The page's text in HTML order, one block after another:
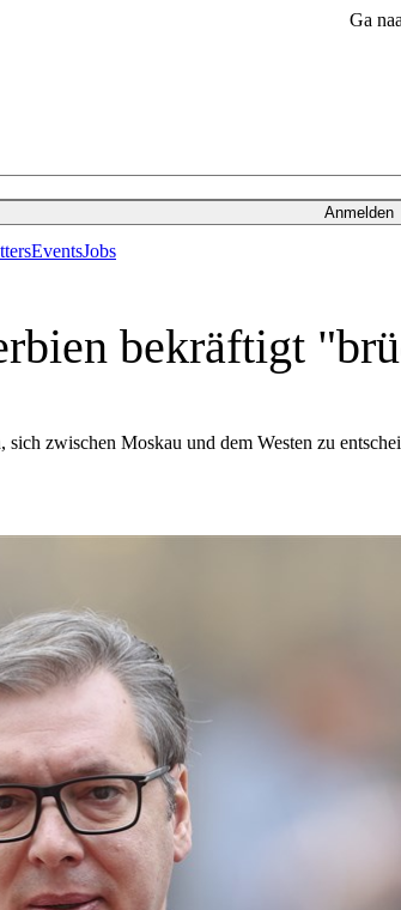
Ga
Anmelden
EventsJobs
bekräftigt
zwischen Moskau und dem Westen zu